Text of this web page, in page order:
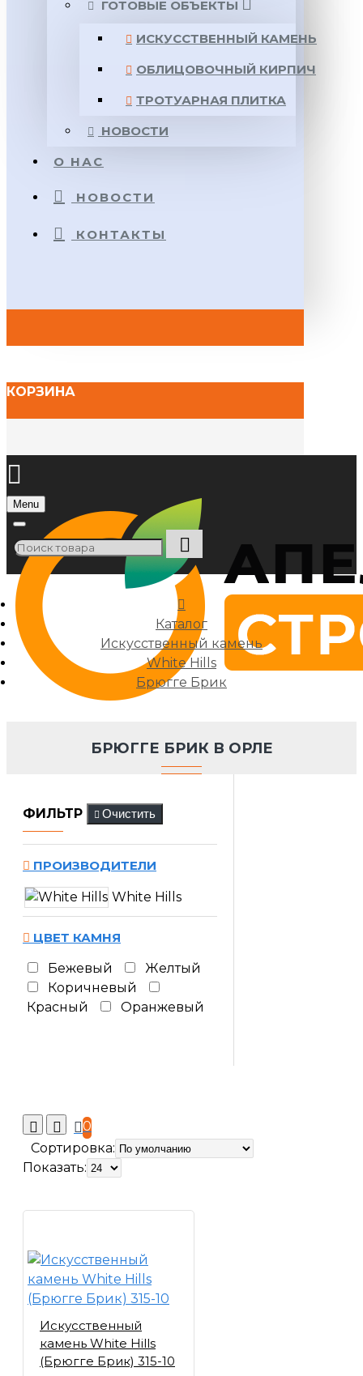
ГОТОВЫЕ ОБЪЕКТЫ
ИСКУССТВЕННЫЙ КАМЕНЬ
ОБЛИЦОВОЧНЫЙ КИРПИЧ
ТРОТУАРНАЯ ПЛИТКА
НОВОСТИ
О НАС
НОВОСТИ
КОНТАКТЫ
КОРЗИНА
Menu
Каталог
Искусственный камень
White Hills
Брюгге Брик
БРЮГГЕ БРИК В ОРЛЕ
ФИЛЬТР Очистить
ПРОИЗВОДИТЕЛИ
White Hills
ЦВЕТ КАМНЯ
Бежевый
Желтый
Коричневый
Красный
Оранжевый
0
Сортировка:
Показать:
Искусственный
камень White Hills
(Брюгге Брик) 315-10